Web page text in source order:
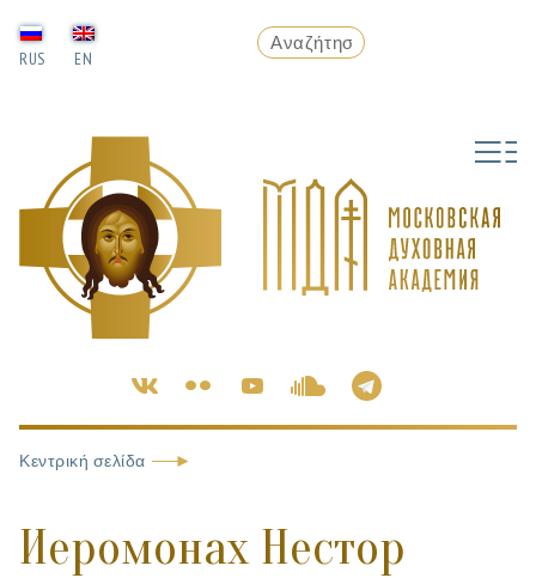
RUS EN
Κεντρική σελίδα
Иеромонах Нестор